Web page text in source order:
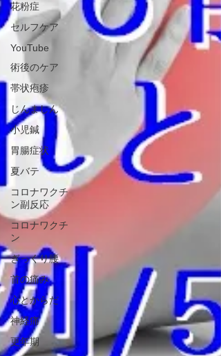
花粉症
セルフケア
YouTube
術後のケア
帯状疱疹
じんましん
小児鍼
胃腸症状
夏バテ
コロナワクチ
ン副反応
コロナワクチ
ン
ぎっくり腰
首の痛み
心とからだ
神経痛
更年期